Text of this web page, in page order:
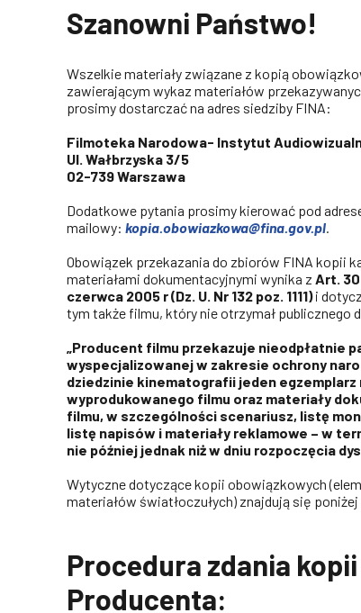
Szanowni Państwo!
Wszelkie materiały związane z kopią
zawierającym wykaz materiałów
prosimy dostarczać na adres siedziby FINA:
Filmoteka Narodowa- Instytut
Ul. Wałbrzyska 3/5
02-739 Warszawa
Dodatkowe pytania prosimy kierować pod
mailowy: kopia.obowiazkowa@fina.gov.pl.
Obowiązek przekazania do zbiorów FINA kopii
materiałami dokumentacyjnymi wynika z Art.
czerwca 2005 r (Dz. U. Nr 132 poz. 1111)i
tym także filmu, który nie otrzymał publicznego
„Producent filmu przekazuje nieodpłatnie
wyspecjalizowanej w zakresie ochrony
dziedzinie kinematografii jeden
wyprodukowanego filmu oraz materiały
filmu, w szczególności scenariusz, listę
listę napisów i materiały reklamowe – w
nie później jednak niż w dniu rozpoczęcia
Wytyczne dotyczące kopii obowiązkowych
materiałów światłoczułych) znajdują się
Procedura zdania
Producenta: